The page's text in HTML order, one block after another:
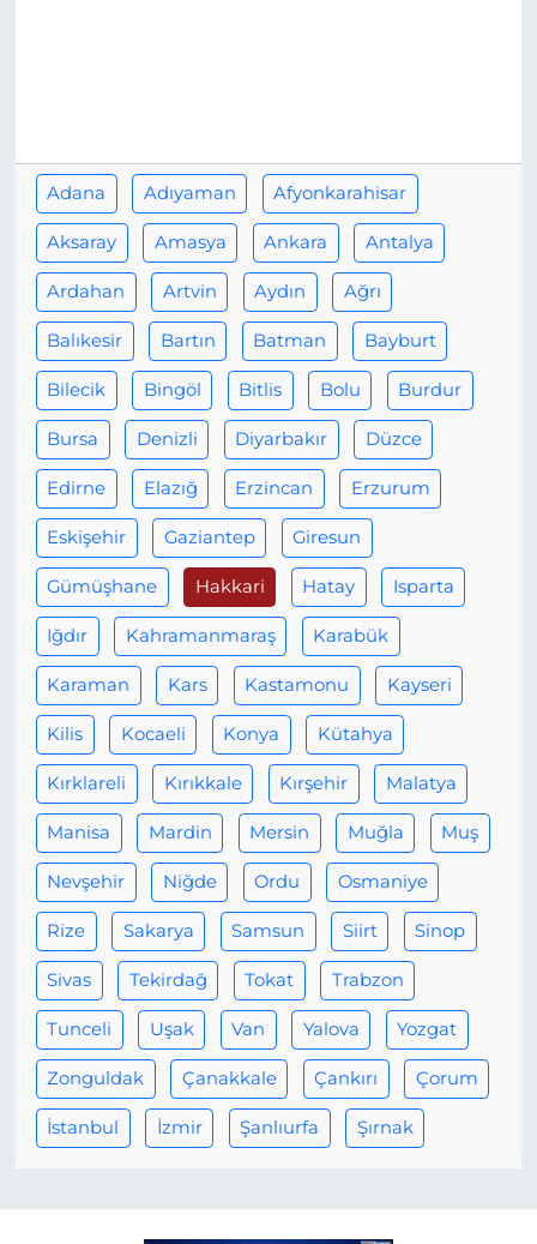
Adana Adıyaman Afyonkarahisar
Aksaray Amasya Ankara Antalya
Ardahan Artvin Aydın Ağrı
Balıkesir Bartın Batman Bayburt
Bilecik Bingöl Bitlis Bolu Burdur
Bursa Denizli Diyarbakır Düzce
Edirne Elazığ Erzincan Erzurum
Eskişehir Gaziantep Giresun
Gümüşhane Hakkari Hatay Isparta
Iğdır Kahramanmaraş Karabük
Karaman Kars Kastamonu Kayseri
Kilis Kocaeli Konya Kütahya
Kırklareli Kırıkkale Kırşehir Malatya
Manisa Mardin Mersin Muğla Muş
Nevşehir Niğde Ordu Osmaniye
Rize Sakarya Samsun Siirt Sinop
Sivas Tekirdağ Tokat Trabzon
Tunceli Uşak Van Yalova Yozgat
Zonguldak Çanakkale Çankırı Çorum
İstanbul İzmir Şanlıurfa Şırnak